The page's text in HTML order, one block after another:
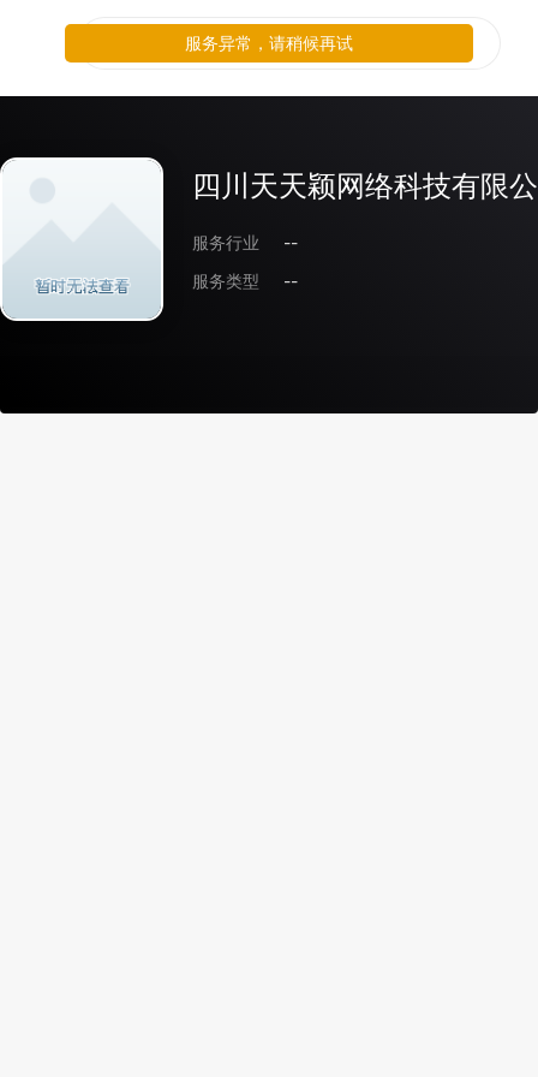
四川天天颖网络科技有限
服务行业
--
服务类型
--
服务异常，请稍候再试